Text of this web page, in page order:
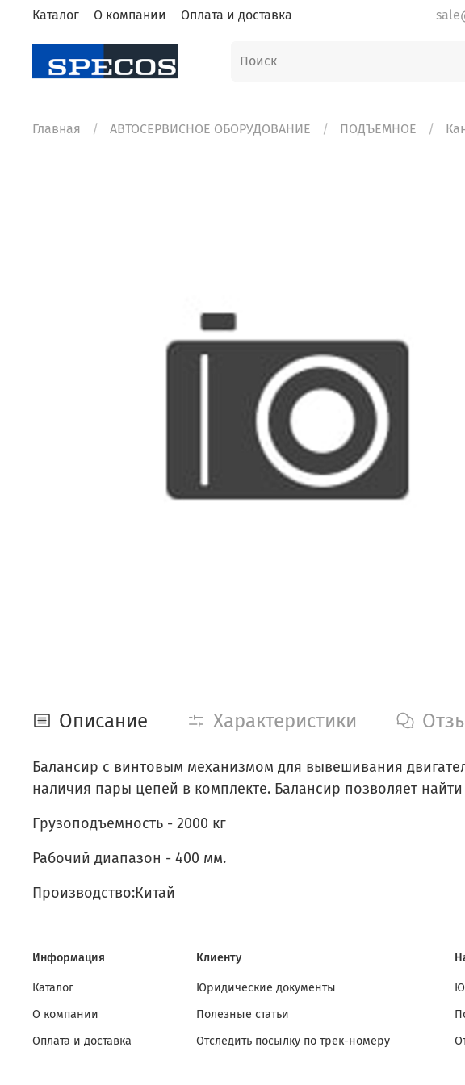
Каталог О компании Оплата и доставка
Главная АВТОСЕРВИСНОЕ ОБОРУДОВАНИЕ ПОДЪЕМНОЕ
Описание Характеристики
Балансир с винтовым механизмом для вывешивания
наличия пары цепей в комплекте. Балансир позволяет
Грузоподъемность - 2000 кг
Рабочий диапазон - 400 мм.
Производство:Китай
Информация
Каталог
О компании
Оплата и доставка
Клиенту
Юридические документы
Полезные статьи
Отследить посылку по трек-номеру